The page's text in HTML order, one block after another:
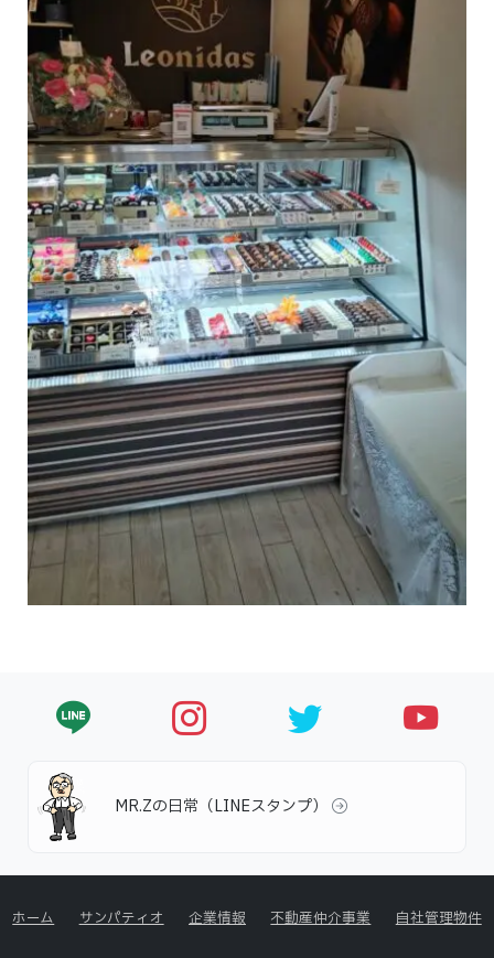
MR.Zの日常（LINEスタンプ）
ホーム サンパティオ 企業情報 不動産仲介事業 自社管理物件